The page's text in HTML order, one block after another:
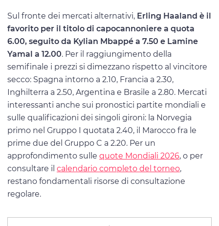
Sul fronte dei mercati alternativi, Erling Haaland è il
favorito per il titolo di capocannoniere a quota
6.00, seguito da Kylian Mbappé a 7.50 e Lamine
Yamal a 12.00. Per il raggiungimento della
semifinale i prezzi si dimezzano rispetto al vincitore
secco: Spagna intorno a 2.10, Francia a 2.30,
Inghilterra a 2.50, Argentina e Brasile a 2.80. Mercati
interessanti anche sui pronostici partite mondiali e
sulle qualificazioni dei singoli gironi: la Norvegia
primo nel Gruppo I quotata 2.40, il Marocco fra le
prime due del Gruppo C a 2.20. Per un
approfondimento sulle quote Mondiali 2026, o per
consultare il calendario completo del torneo,
restano fondamentali risorse di consultazione
regolare.